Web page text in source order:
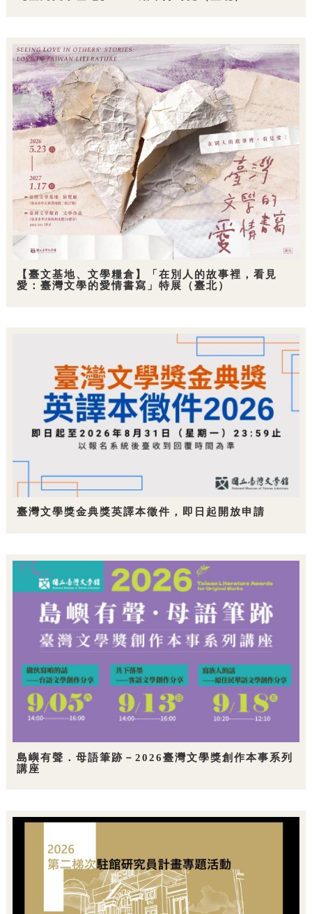
【臺文基地、文學糧倉】「在別人的故事裡，看見
愛：臺灣文學的愛情書寫」特展（臺北）
臺灣文學獎金典獎英譯本徵件，即日起開放申請
島嶼有聲．母語筆跡－2026臺灣文學獎創作本事系列
講座